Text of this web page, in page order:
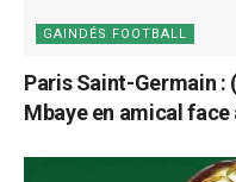
GAINDÉS FOOTBALL
Paris Saint-Germain :
Mbaye en amical